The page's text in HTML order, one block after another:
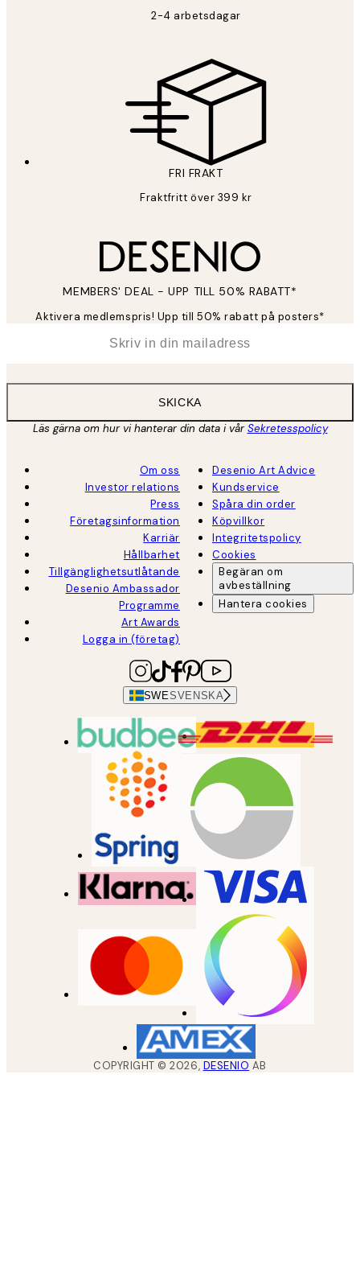
2-4 arbetsdagar
FRI FRAKT
Fraktfritt över 399 kr
MEMBERS' DEAL - UPP TILL 50% RABATT*
Aktivera medlemspris! Upp till 50% rabatt på posters*
SKICKA
Läs gärna om hur vi hanterar din data i vårSekretesspolicy
Om oss
Investor relations
Press
Företagsinformation
Karriär
Hållbarhet
Tillgänglighetsutlåtande
Desenio Ambassador
Programme
Art Awards
Logga in (företag)
Desenio Art Advice
Kundservice
Spåra din order
Köpvillkor
Integritetspolicy
Cookies
Begäran om
avbeställning
Hantera cookies
SWESVENSKA
COPYRIGHT ©2026, DESENIO AB